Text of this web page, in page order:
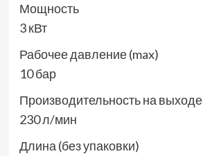
Мощность
3 кВт
Рабочее давление (max)
10 бар
Производительность на выходе
230 л/мин
Длина (без упаковки)